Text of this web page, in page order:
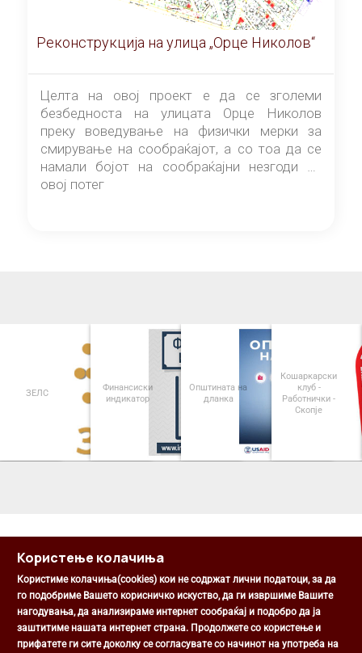
Реконструкција на улица „Орце Николов“
Целта на овој проект е да се зголеми
безбедноста на улицата Орце Николов
преку воведување на физички мерки за
смирување на сообраќајот, а со тоа да се
намали бојот на сообраќајни незгоди на
овој потег
ЗЕЛС
Финансиски
индикатор
Општината на
дланка
Кошаркарски
клуб -
Работнички -
Скопје
Општина Центар
Михаил Цоков бр. 1, Скопје
Користење колачиња
Користиме колачиња(cookies) кои не содржат лични податоци, за да
го подобриме Вашето корисничко искуство, да ги извршиме Вашите
нагодувања, да анализираме интернет сообраќај и подобро да ја
заштитиме нашата интернет страна. Продолжете со користење и
прифатете ги сите доколку се согласувате со начинот на употреба на